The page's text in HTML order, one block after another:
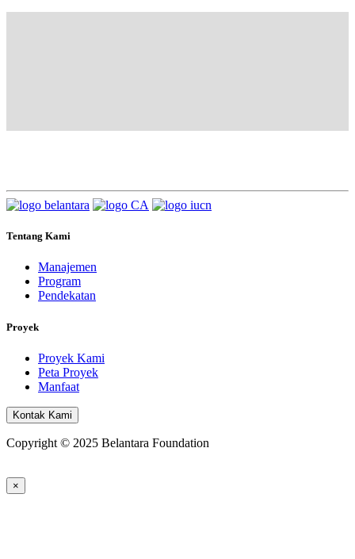
Tentang Kami
Manajemen
Program
Pendekatan
Proyek
Proyek Kami
Peta Proyek
Manfaat
Kontak Kami
Copyright © 2025 Belantara Foundation
×